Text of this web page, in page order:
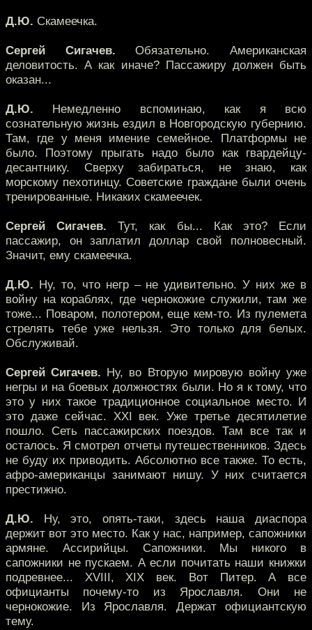
Д.Ю. Скамеечка.
Сергей Сигачев. Обязательно. Американская
деловитость. А как иначе? Пассажиру должен быть
оказан...
Д.Ю. Немедленно вспоминаю, как я всю
сознательную жизнь ездил в Новгородскую губернию.
Там, где у меня имение семейное. Платформы не
было. Поэтому прыгать надо было как гвардейцу-
десантнику. Сверху забираться, не знаю, как
морскому пехотинцу. Советские граждане были очень
тренированные. Никаких скамеечек.
Сергей Сигачев. Тут, как бы... Как это? Если
пассажир, он заплатил доллар свой полновесный.
Значит, ему скамеечка.
Д.Ю. Ну, то, что негр – не удивительно. У них же в
войну на кораблях, где чернокожие служили, там же
тоже... Поваром, полотером, еще кем-то. Из пулемета
стрелять тебе уже нельзя. Это только для белых.
Обслуживай.
Сергей Сигачев. Ну, во Вторую мировую войну уже
негры и на боевых должностях были. Но я к тому, что
это у них такое традиционное социальное место. И
это даже сейчас. XXI век. Уже третье десятилетие
пошло. Сеть пассажирских поездов. Там все так и
осталось. Я смотрел отчеты путешественников. Здесь
не буду их приводить. Абсолютно все также. То есть,
афро-американцы занимают нишу. У них считается
престижно.
Д.Ю. Ну, это, опять-таки, здесь наша диаспора
держит вот это место. Как у нас, например, сапожники
армяне. Ассирийцы. Сапожники. Мы никого в
сапожники не пускаем. А если почитать наши книжки
подревнее... XVIII, XIX век. Вот Питер. А все
официанты почему-то из Ярославля. Они не
чернокожие. Из Ярославля. Держат официантскую
тему.